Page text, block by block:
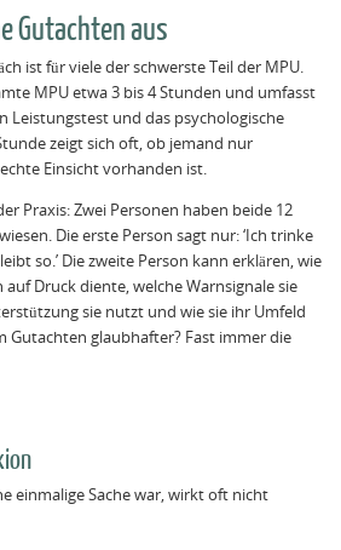
Gutachten aus
ist für viele der schwerste Teil der MPU.
MPU etwa 3 bis 4 Stunden und umfasst
Leistungstest und das psychologische
zeigt sich oft, ob jemand nur
Einsicht vorhanden ist.
Praxis: Zwei Personen haben beide 12
Die erste Person sagt nur: ‘Ich trinke
so.’ Die zweite Person kann erklären, wie
Druck diente, welche Warnsignale sie
sie nutzt und wie sie ihr Umfeld
Gutachten glaubhafter? Fast immer die
einmalige Sache war, wirkt oft nicht